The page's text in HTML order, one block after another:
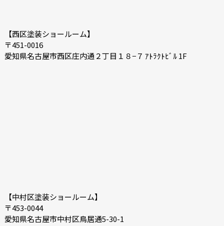
【西区塗装ショールーム】
〒451-0016
愛知県名古屋市西区庄内通２丁目１８−７ ｱﾄﾗｸﾄﾋﾞﾙ 1F
【中村区塗装ショールーム】
〒453-0044
愛知県名古屋市中村区鳥居通5-30-1